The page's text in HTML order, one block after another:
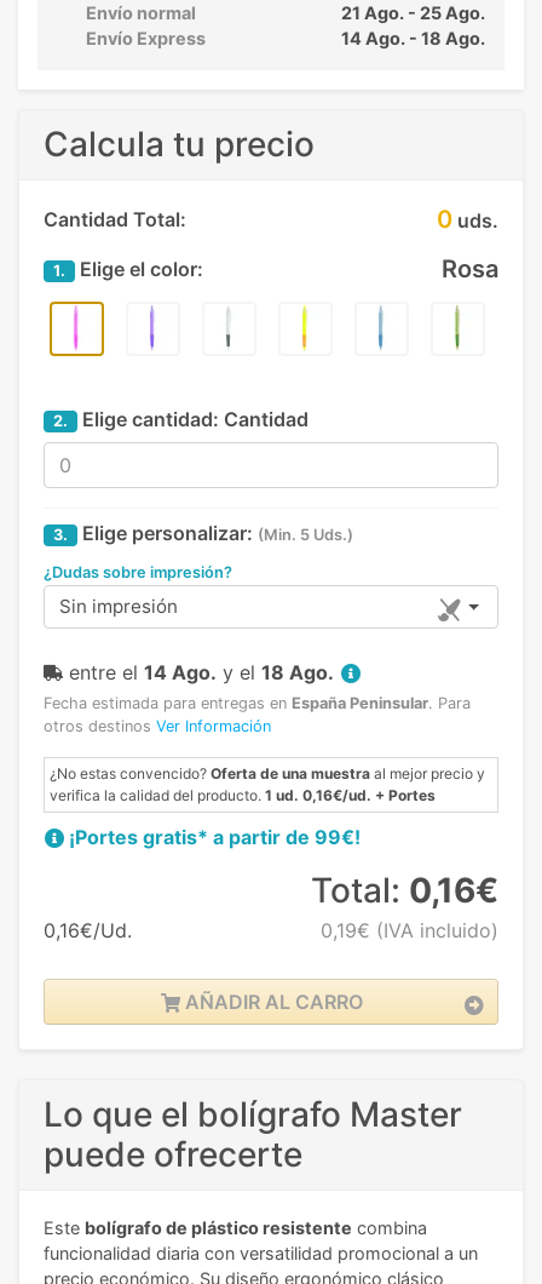
Envío normal
21 Ago. - 25 Ago.
Envío Express
14 Ago. - 18 Ago.
Calcula tu precio
Cantidad Total: 0 uds.
1. Elige el color: Rosa
2. Elige cantidad: Cantidad
3. Elige personalizar: (Min. 5 Uds.)
¿Dudas sobre impresión?
Sin impresión
entre el 14 Ago. y el 18 Ago.
Fecha estimada para entregas en España Peninsular. Para
otros destinos Ver Información
¿No estas convencido? Oferta de una muestra al mejor precio y
verifica la calidad del producto. 1 ud. 0,16€/ud. + Portes
¡Portes gratis* a partir de 99€!
0,16€/Ud.
Total: 0,16€
0,19€ (IVA incluido)
AÑADIR AL CARRO
Lo que el bolígrafo Master
puede ofrecerte
Este bolígrafo de plástico resistente combina
funcionalidad diaria con versatilidad promocional a un
precio económico. Su diseño ergonómico clásico